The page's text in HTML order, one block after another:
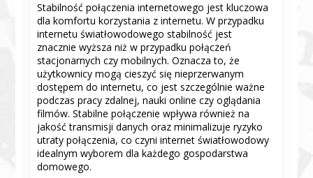
Stabilność połączenia internetowego jest kluczowa
dla komfortu korzystania z internetu. W przypadku
internetu światłowodowego stabilność jest
znacznie wyższa niż w przypadku połączeń
stacjonarnych czy mobilnych. Oznacza to, że
użytkownicy mogą cieszyć się nieprzerwanym
dostępem do internetu, co jest szczególnie ważne
podczas pracy zdalnej, nauki online czy oglądania
filmów. Stabilne połączenie wpływa również na
jakość transmisji danych oraz minimalizuje ryzyko
utraty połączenia, co czyni internet światłowodowy
idealnym wyborem dla każdego gospodarstwa
domowego.